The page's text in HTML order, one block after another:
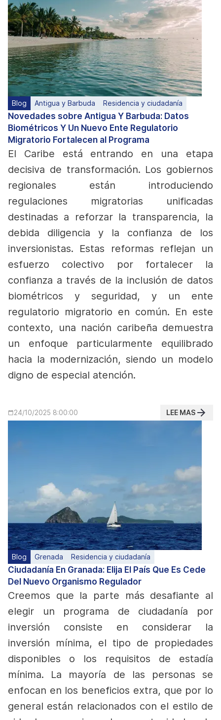
Blog Antigua y Barbuda Residencia y ciudadanía
Novedades sobre Antigua Y Barbuda: Datos
Biométricos Y Un Nuevo Ente Regulatorio
Migratorio Fortalecen al Programa
El Caribe está entrando en una etapa
decisiva de transformación. Los gobiernos
regionales están introduciendo
regulaciones migratorias unificadas
destinadas a reforzar la transparencia, la
debida diligencia y la confianza de los
inversionistas. Estas reformas reflejan un
esfuerzo colectivo por fortalecer la
confianza a través de la inclusión de datos
biométricos y seguridad, y un ente
regulatorio migratorio en común. En este
contexto, una nación caribeña demuestra
un enfoque particularmente equilibrado
hacia la modernización, siendo un modelo
digno de especial atención.
24/10/2025 8:00:00 LEE MAS
Blog Grenada Residencia y ciudadanía
Ciudadanía En Granada: Elija El País Que Es Cede
Del Nuevo Organismo Regulador
Creemos que la parte más desafiante al
elegir un programa de ciudadanía por
inversión consiste en considerar la
inversión mínima, el tipo de propiedades
disponibles o los requisitos de estadía
mínima. La mayoría de las personas se
enfocan en los beneficios extra, que por lo
general están relacionados con el estilo de